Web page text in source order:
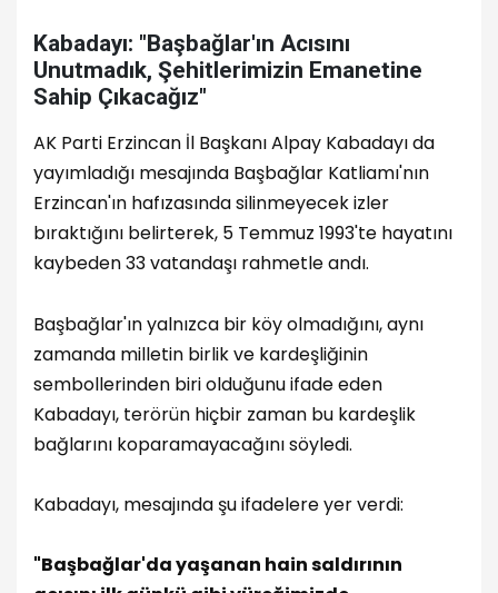
Kabadayı: "Başbağlar'ın Acısını
Unutmadık, Şehitlerimizin Emanetine
Sahip Çıkacağız"
AK Parti Erzincan İl Başkanı Alpay Kabadayı da
yayımladığı mesajında Başbağlar Katliamı'nın
Erzincan'ın hafızasında silinmeyecek izler
bıraktığını belirterek, 5 Temmuz 1993'te hayatını
kaybeden 33 vatandaşı rahmetle andı.
Başbağlar'ın yalnızca bir köy olmadığını, aynı
zamanda milletin birlik ve kardeşliğinin
sembollerinden biri olduğunu ifade eden
Kabadayı, terörün hiçbir zaman bu kardeşlik
bağlarını koparamayacağını söyledi.
Kabadayı, mesajında şu ifadelere yer verdi:
"Başbağlar'da yaşanan hain saldırının